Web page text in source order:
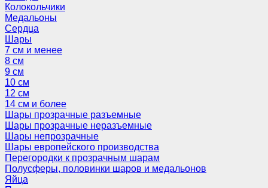
Колокольчики
Медальоны
Сердца
Шары
7 см и менее
8 см
9 см
10 см
12 см
14 см и более
Шары прозрачные разъемные
Шары прозрачные неразъемные
Шары непрозрачные
Шары европейского производства
Перегородки к прозрачным шарам
Полусферы, половинки шаров и медальонов
Яйца